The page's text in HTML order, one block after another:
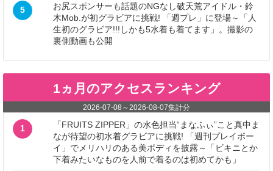
5
お尻スポンサーも話題のNGなし破天荒アイドル・鈴
木Mob.が初グラビアに挑戦! 「週プレ」に登場～「人
生初のグラビア!!!しかも5水着も着てます」。撮影の
裏側動画も公開
1ヵ月のアクセスランキング
2026-07-08 ～ 2026-08-07集計分
1
「FRUITS ZIPPER」の水色担当“まなふぃ”こと真中ま
なが待望の初水着グラビアに挑戦! 「週刊プレイボー
イ」でメリハリのある美ボディを披露～「ビキニとか
下着みたいなものを人前で着るのは初めてかも」